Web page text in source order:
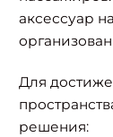
аксессуар
Для
решения: